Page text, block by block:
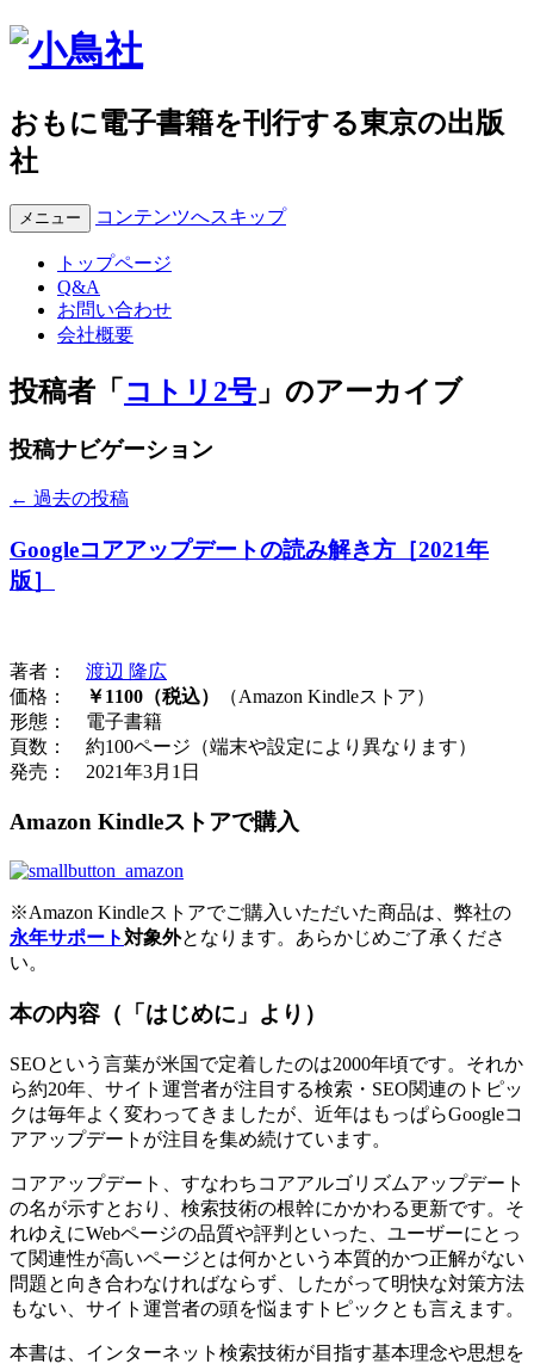
おもに電子書籍を刊行する東京の出版
社
メニュー コンテンツへスキップ
トップページ
Q&A
お問い合わせ
会社概要
投稿者「 コトリ2号 」のアーカイブ
投稿ナビゲーション
← 過去の投稿
Googleコアアップデートの読み解き方［2021年
版］
著者： 渡辺 隆広
価格：
￥1100（税込）
（Amazon Kindleストア）
形態： 電子書籍
頁数： 約100ページ（端末や設定により異なります）
発売： 2021年3月1日
Amazon Kindleストアで購入
※Amazon Kindleストアでご購入いただいた商品は、弊社の
永年サポート対象外となります。あらかじめご了承くださ
い。
本の内容（「はじめに」より）
SEOという言葉が米国で定着したのは2000年頃です。それか
ら約20年、サイト運営者が注目する検索・SEO関連のトピッ
クは毎年よく変わってきましたが、近年はもっぱらGoogleコ
アアップデートが注目を集め続けています。
コアアップデート、すなわちコアアルゴリズムアップデート
の名が示すとおり、検索技術の根幹にかかわる更新です。そ
れゆえにWebページの品質や評判といった、ユーザーにとっ
て関連性が高いページとは何かという本質的かつ正解がない
問題と向き合わなければならず、したがって明快な対策方法
もない、サイト運営者の頭を悩ますトピックとも言えます。
本書は、インターネット検索技術が目指す基本理念や思想を